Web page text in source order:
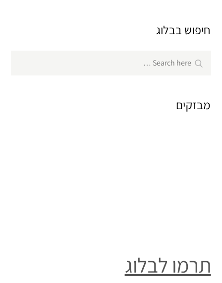
חיפוש בבלוג
for:
Search
מבזקים
תרמו לבלוג